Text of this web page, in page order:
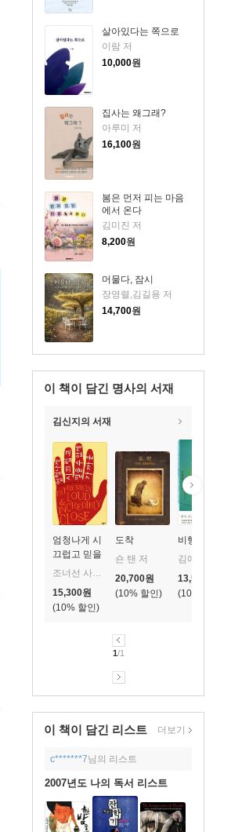
살아있다는 쪽으로
이람 저
10,000원
집사는 왜그래?
아루미 저
16,100원
봄은 먼저 피는 마음
에서 온다
김미진 저
8,200원
머물다, 잠시
장영렬,김길용 저
14,700원
이 책이 담긴 명사의 서재
김신지의 서재
엄청나게 시
끄럽고 믿을
수 없게 가까조너선 사프란 포어 저/송은주 역
10%
15,300원
도착
숀 탠 저
10%
20,700원
비행운
김애란 저
10
13,500
1/1
이 책이 담긴 리스트 더보기
c*******7님의 리스트
2007년도 나의 독서 리스트